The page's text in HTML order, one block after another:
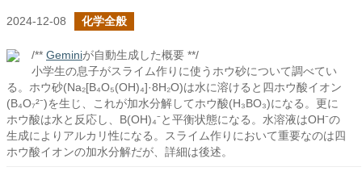
2024-12-08 化学全般
/** Geminiが自動生成した概要 **/
小学生の息子がスライム作りに使うホウ砂について調べてい
る。ホウ砂(Na₂[B₄O₅(OH)₄]·8H₂O)は水に溶けると四ホウ酸イオン
(B₄O₇²⁻)を生じ、これが加水分解してホウ酸(H₃BO₃)になる。更に
ホウ酸は水と反応し、B(OH)₄⁻と平衡状態になる。水溶液はOH⁻の
生成によりアルカリ性になる。スライム作りにおいて重要なのは四
ホウ酸イオンの加水分解だが、詳細は後述。